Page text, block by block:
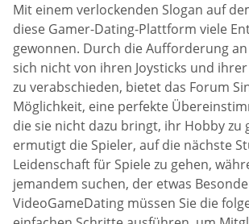
Mit einem verlockenden Slogan auf
diese Gamer-Dating-Plattform viele
gewonnen. Durch die Aufforderung
sich nicht von ihren Joysticks und
zu verabschieden, bietet das Forum
Möglichkeit, eine perfekte
die sie nicht dazu bringt, ihr Hobby zu
ermutigt die Spieler, auf die nächste
Leidenschaft für Spiele zu gehen,
jemandem suchen, der etwas
VideoGameDating müssen Sie die